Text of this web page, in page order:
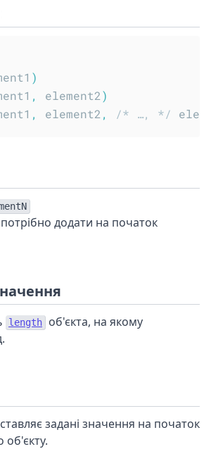
)
, element2)
, element2 , /* …, */
додати на початок
length
об'єкта, на якому
задані значення на початок
об'єкту.